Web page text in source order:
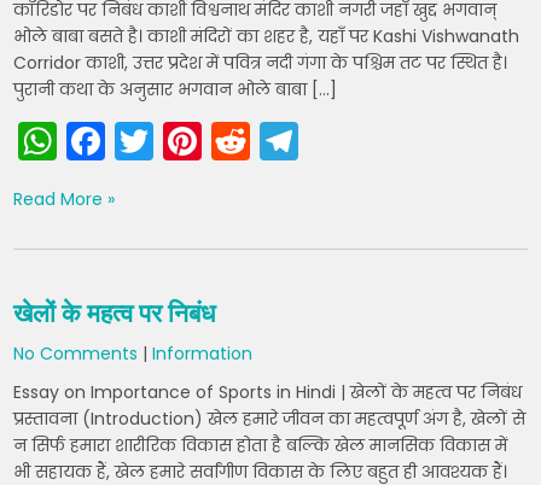
कॉरिडोर पर निबंध काशी विश्वनाथ मंदिर काशी नगरी जहाँ खुद्द भगवान्
भोले बाबा बसते है। काशी मंदिरों का शहर है, यहाँ पर Kashi Vishwanath
Corridor काशी, उत्तर प्रदेश में पवित्र नदी गंगा के पश्चिम तट पर स्थित है।
पुरानी कथा के अनुसार भगवान भोले बाबा […]
W
h
a
ts
A
p
p
F
a
c
e
b
o
o
k
T
w
er
Pi
nt
e
st
R
e
di gr
Read More »
खेलों के महत्व पर निबंध
No Comments |Information
Essay on Importance of Sports in Hindi | खेलों के महत्व पर निबंध
प्रस्तावना (Introduction) खेल हमारे जीवन का महत्वपूर्ण अंग है, खेलों से
न सिर्फ हमारा शारीरिक विकास होता है बल्कि खेल मानसिक विकास में
भी सहायक हैं, खेल हमारे सर्वांगीण विकास के लिए बहुत ही आवश्यक हैं।